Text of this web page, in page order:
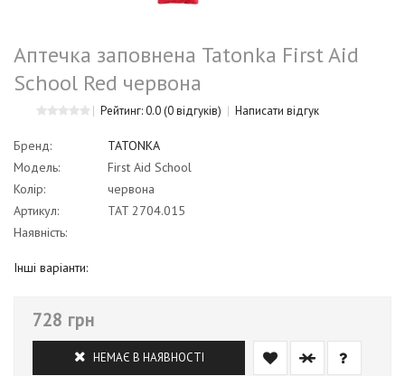
Аптечка заповнена Tatonka First Aid
School Red червона
Рейтинг: 0.0(0 відгуків) Написати відгук
Бренд:
TATONKA
Модель:
First Aid School
Колір:
червона
Артикул:
TAT 2704.015
Наявність:
Інші варіанти:
728 грн
НЕМАЄ В НАЯВНОСТІ